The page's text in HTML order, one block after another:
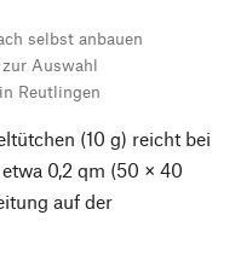
selbst anbauen
Auswahl
Reutlingen
(10 g) reicht bei
0,2 qm (50 × 40
auf der